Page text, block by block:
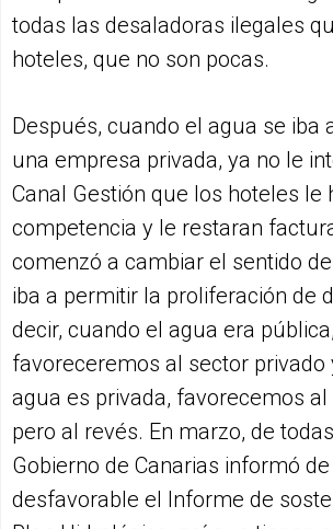
todas las desaladoras ilegales
hoteles, que no son pocas.
Después, cuando el agua se iba
una empresa privada, ya no le
Canal Gestión que los hoteles le
competencia y le restaran
comenzó a cambiar el sentido
iba a permitir la proliferación de
decir, cuando el agua era pública,
favoreceremos al sector privado
agua es privada, favorecemos
pero al revés. En marzo, de
Gobierno de Canarias informó
desfavorable el Informe de